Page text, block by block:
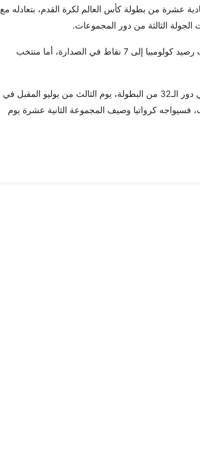
عشرة من بطولة كأس العالم لكرة القدم، بتعادله مع
الثالثة من دور المجموعات.
واكتفى المنتخبان بنقطة التعادل، الذي رفعت رصيد كولومبيا إلى 7 نقاط في الصدارة، أما منتخب
وسيتقابل منتخب كولومبيا مع منتخب غانا في دور الـ32 من البطولة، يوم الثالث من يوليو المقبل في
فسيواجه كرواتيا وصيف المجموعة الثانية عشرة يوم